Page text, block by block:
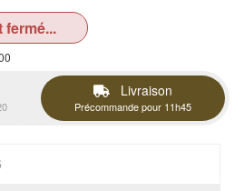
Livraison
Précommande pour 11h45